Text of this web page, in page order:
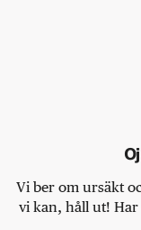
Vi ber om ursäkt
vi kan, håll ut!